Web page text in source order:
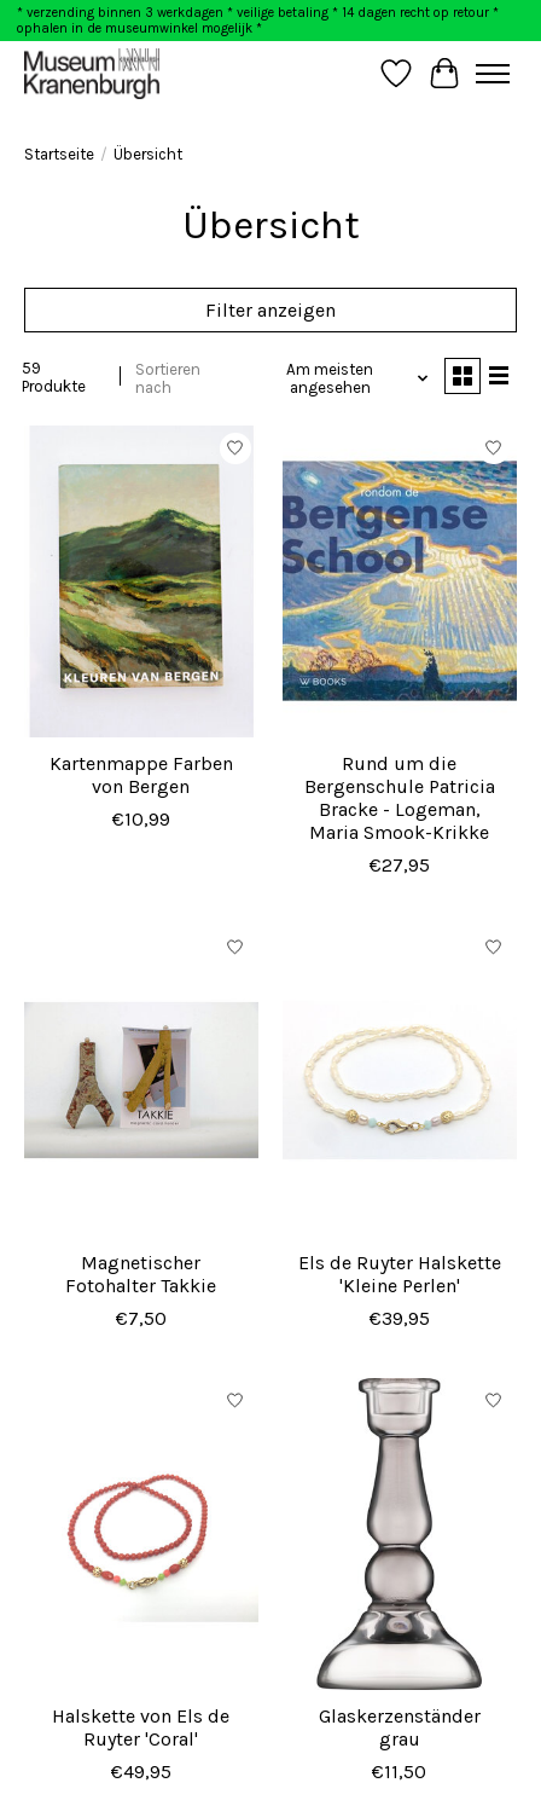
* verzending binnen 3 werkdagen * veilige betaling * 14 dagen recht op retour *
ophalen in de museumwinkel mogelijk *
Wunschzettel
Ihr
Startseite / Übersicht
Übersicht
Filter anzeigen
59
Produkte
Sortieren
nach
Am meisten
angesehen
Kartenmappe Farben
von Bergen
€10,99
Rund um die
Bergenschule Patricia
Bracke - Logeman,
Maria Smook-Krikke
€27,95
Magnetischer
Fotohalter Takkie
€7,50
Els de Ruyter Halskette
'Kleine Perlen'
€39,95
Halskette von Els de
Ruyter 'Coral'
€49,95
Glaskerzenständer
grau
€11,50